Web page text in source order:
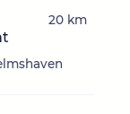
20 km